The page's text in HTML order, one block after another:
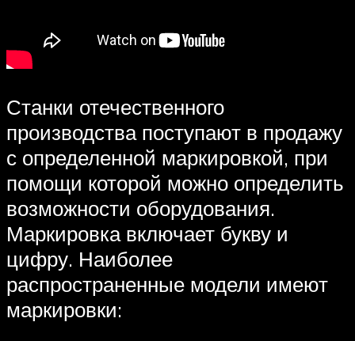
Станки отечественного
производства поступают в продажу
с определенной маркировкой, при
помощи которой можно определить
возможности оборудования.
Маркировка включает букву и
цифру. Наиболее
распространенные модели имеют
маркировки: